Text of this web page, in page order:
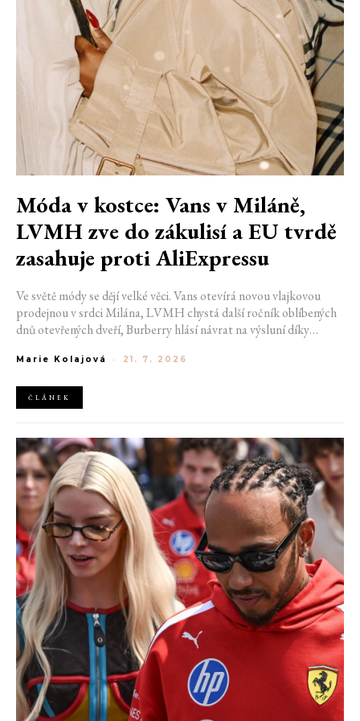
Móda v kostce: Vans v Miláně,
LVMH zve do zákulisí a EU tvrdě
zasahuje proti AliExpressu
Ve světě módy se dějí velké věci. Vans otevírá novou vlajkovou
prodejnou v srdci Milána, LVMH chystá další ročník oblíbených
dnů otevřených dveří, Burberry hlásí návrat na výsluní díky
AliExpress.
Marie Kolajová - 21. 7. 2026
ČLÁNEK